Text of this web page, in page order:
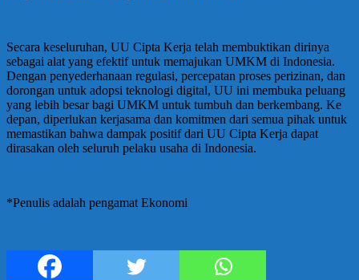
Secara keseluruhan, UU Cipta Kerja telah membuktikan dirinya
sebagai alat yang efektif untuk memajukan UMKM di Indonesia.
Dengan penyederhanaan regulasi, percepatan proses perizinan, dan
dorongan untuk adopsi teknologi digital, UU ini membuka peluang
yang lebih besar bagi UMKM untuk tumbuh dan berkembang. Ke
depan, diperlukan kerjasama dan komitmen dari semua pihak untuk
memastikan bahwa dampak positif dari UU Cipta Kerja dapat
dirasakan oleh seluruh pelaku usaha di Indonesia.
*Penulis adalah pengamat Ekonomi